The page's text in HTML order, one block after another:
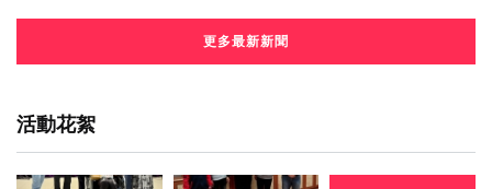
更多最新新聞
活動花絮